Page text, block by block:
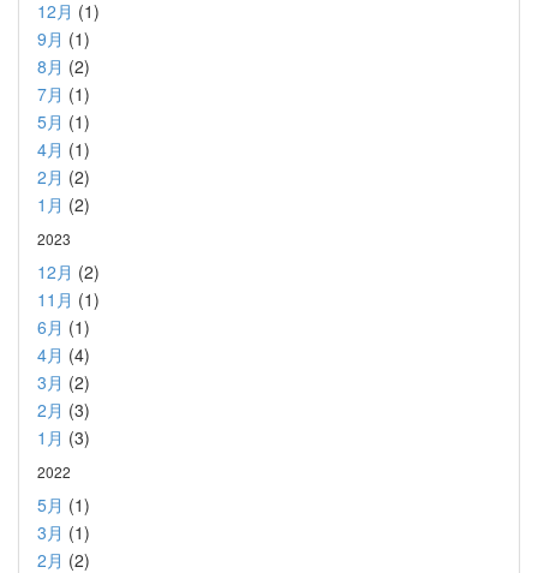
12月 (1)
9月 (1)
8月 (2)
7月 (1)
5月 (1)
4月 (1)
2月 (2)
1月 (2)
2023
12月 (2)
11月 (1)
6月 (1)
4月 (4)
3月 (2)
2月 (3)
1月 (3)
2022
5月 (1)
3月 (1)
2月 (2)